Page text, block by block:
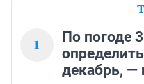
1
По погоде
декабрь, —